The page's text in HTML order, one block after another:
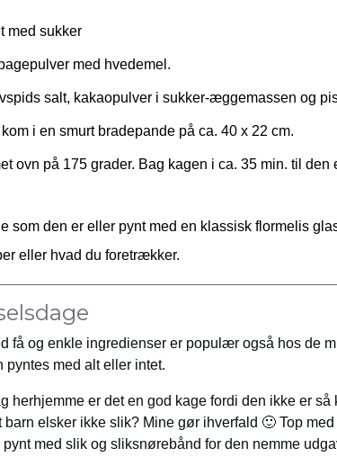
med sukker
med hvedemel.
salt, kakaopulver i sukker-æggemassen og
i en smurt bradepande på ca. 40 x 22 cm.
ovn på 175 grader. Bag kagen i ca. 35 min. til den
som den er eller pynt med en klassisk flormelis
eller hvad du foretrækker.
få og enkle ingredienser er populær også hos de
pyntes med alt eller intet.
herhjemme er det en god kage fordi den ikke er
elsker ikke slik? Mine gør ihverfald 🙂 Top
med slik og sliksnørebånd for den nemme